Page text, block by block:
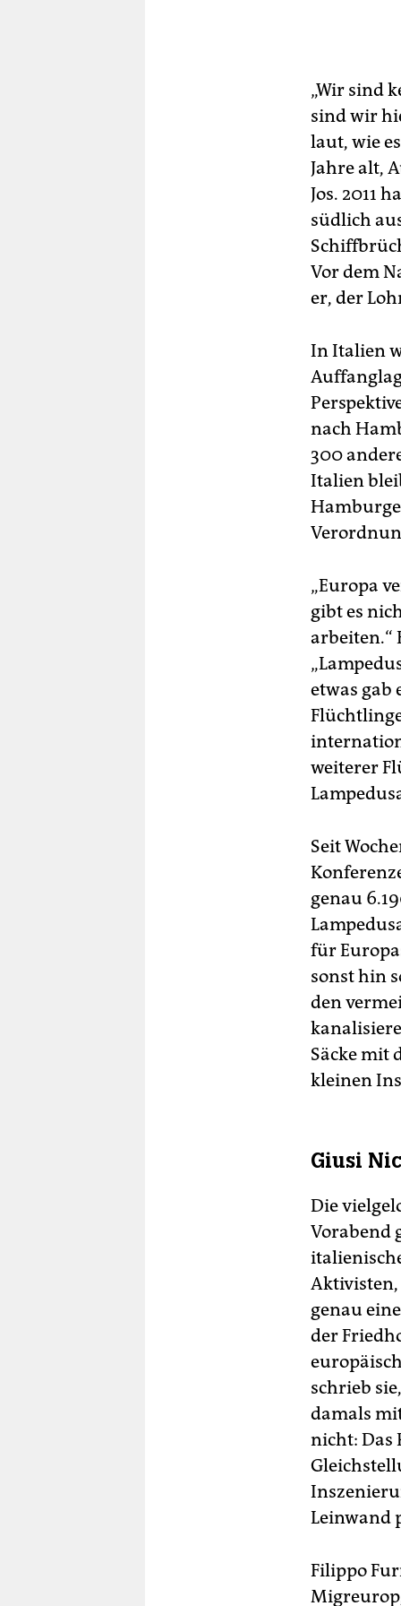
„Wir sind
sind wir
laut, wie
Jahre alt,
Jos. 2011
südlich
Vor dem
er, der
In Italien
nach
300
Italien
„Europa
gibt es
arbeiten.“
etwas gab
weiterer
Seit
genau
für
sonst hin
den
Säcke mit
kleinen
Giusi
Die
Vorabend
genau
der
schrieb
damals
nicht: Das
Leinwand
Filippo